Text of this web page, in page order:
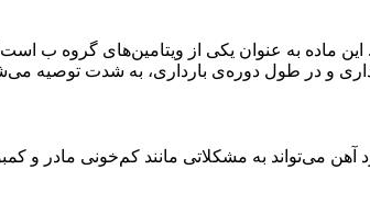
ماده به عنوان یکی از ویتامین‌های گروه ب
و در طول دوره‌ی بارداری، به شدت توصیه
آهن می‌تواند به مشکلاتی مانند کم‌خونی مادر و